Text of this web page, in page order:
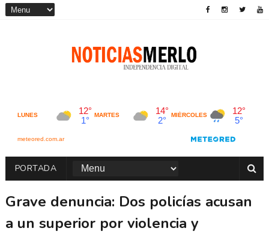
PORTADA
Grave denuncia: Dos policías acusan
a un superior por violencia y